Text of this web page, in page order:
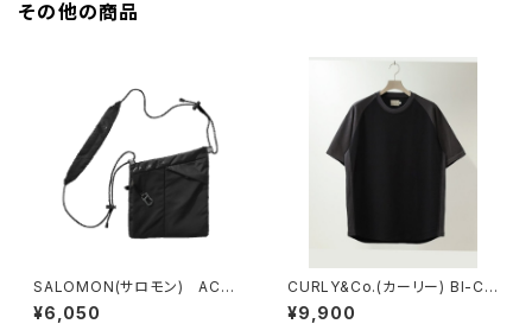
その他の商品
SALOMON(サロモン) ACS
2
¥6,050
CURLY&Co.(カーリー) BI-CO
LOR RAGLAN SLEEVE TEE
¥9,900